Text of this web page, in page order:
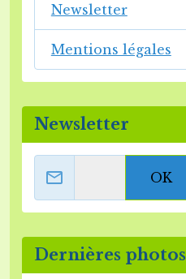
Newsletter
Mentions légales
Newsletter
OK
Dernières photos